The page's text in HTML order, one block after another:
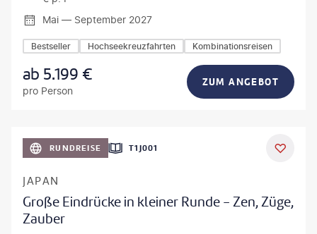
Mai — September 2027
Bestseller Hochseekreuzfahrten Kombinationsreisen
ab 5.199 €
pro Person
ZUM ANGEBOT
RUNDREISE T1J001
JAPAN
Große Eindrücke in kleiner Runde - Zen, Züge,
Zauber